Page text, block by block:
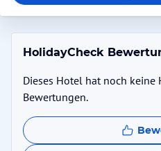
HolidayCheck
Dieses Hotel hat noch keine
Bewertungen.